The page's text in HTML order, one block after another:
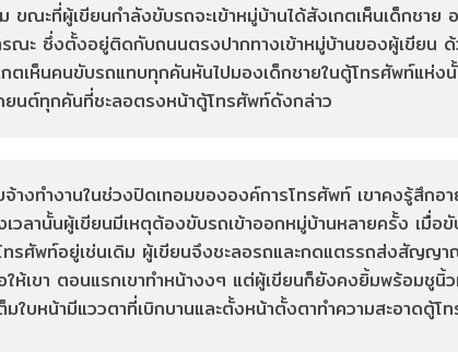
ขณะที่ผู้เขียนกำลังขับรถจะเข้าหมู่บ้านได้สังเกตเห็นเด็กชา
ณะ ซึ่งตั้งอยู่ติดกับถนนตรงปากทางเข้าหมู่บ้านของผู้เขียน
ตเห็นคนขับรถแทบทุกคันหันไปมองเด็กชายในตู้โทรศัพท์แห่ง
ยนต์ทุกคันที่ชะลอตรงหน้าตู้โทรศัพท์ดังกล่าว
จ้างทำงานในช่วงปิดเทอมขององค์การโทรศัพท์ เขาคงรู้สึก
วลานั้นผู้เขียนมีเหตุต้องขับรถเข้าออกหมู่บ้านหลายครั้ง เ
ทรศัพท์อยู่เช่นเดิม ผู้เขียนจึงชะลอรถและกดแตรรถส่งสัญญ
เขา ตอนแรกเขาทำหน้างงๆ แต่ผู้เขียนก็ยังคงยิ้มพร้อมชูนิ้ว
มใบหน้ามีแววตาที่เบิกบานและตั้งหน้าตั้งตาทำความสะอาดตู้